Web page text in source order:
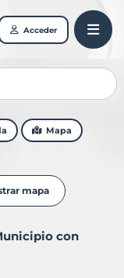
Acceder
Mapa
mapa
con